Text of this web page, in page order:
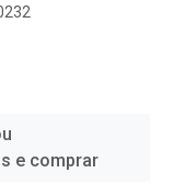
e comprar